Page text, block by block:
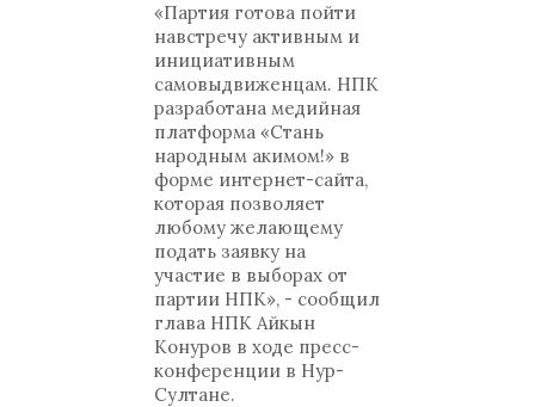
«Партия готова пойти
навстречу активным и
инициативным
самовыдвиженцам. НПК
разработана медийная
платформа «Стань
народным акимом!» в
форме интернет-сайта,
которая позволяет
любому желающему
подать заявку на
участие в выборах от
партии НПК», - сообщил
глава НПК Айкын
Конуров в ходе пресс-
конференции в Нур-
Султане.